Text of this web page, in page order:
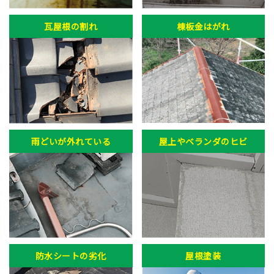
瓦屋根の割れ 棟板金はがれ
雨どいが外れている 屋上やベランダのヒビ
防水シートの劣化 屋根塗装